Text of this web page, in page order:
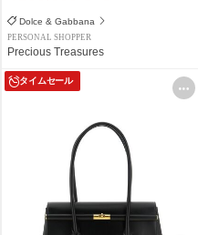
Dolce & Gabbana
PERSONAL SHOPPER
Precious Treasures
タイムセール